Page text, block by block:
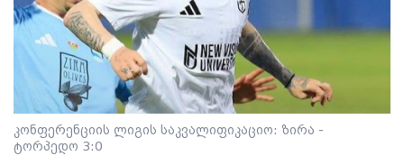
კონფერენციის ლიგის საკვალიფიკაციო: ზირა -
ტორპედო 3:0